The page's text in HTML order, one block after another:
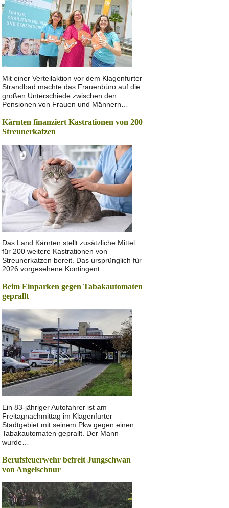
Mit einer Verteilaktion vor dem Klagenfurter
Strandbad machte das Frauenbüro auf die
großen Unterschiede zwischen den
Pensionen von Frauen und Männern…
Kärnten finanziert Kastrationen von 200
Streunerkatzen
Das Land Kärnten stellt zusätzliche Mittel
für 200 weitere Kastrationen von
Streunerkatzen bereit. Das ursprünglich für
2026 vorgesehene Kontingent…
Beim Einparken gegen Tabakautomaten
geprallt
Ein 83-jähriger Autofahrer ist am
Freitagnachmittag im Klagenfurter
Stadtgebiet mit seinem Pkw gegen einen
Tabakautomaten geprallt. Der Mann
wurde…
Berufsfeuerwehr befreit Jungschwan
von Angelschnur